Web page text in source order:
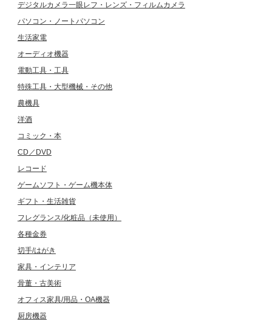
デジタルカメラ一眼レフ・レンズ・フィルムカメラ
パソコン・ノートパソコン
生活家電
オーディオ機器
電動工具・工具
特殊工具・大型機械・その他
農機具
洋酒
コミック・本
CD／DVD
レコード
ゲームソフト・ゲーム機本体
ギフト・生活雑貨
フレグランス/化粧品（未使用）
各種金券
切手/はがき
家具・インテリア
骨董・古美術
オフィス家具/用品・OA機器
厨房機器